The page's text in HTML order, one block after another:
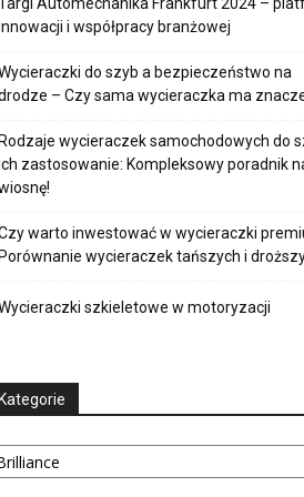
i współpracy branżowej
do szyb a bezpieczeństwo na
– Czy sama wycieraczka ma
wycieraczek samochodowych do
zastosowanie: Kompleksowy poradnik
warto inwestować w wycieraczki
wycieraczek tańszych i
szkieletowe w motoryzacji